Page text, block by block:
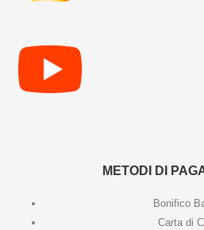
METODI DI
Bonifico
Carta di